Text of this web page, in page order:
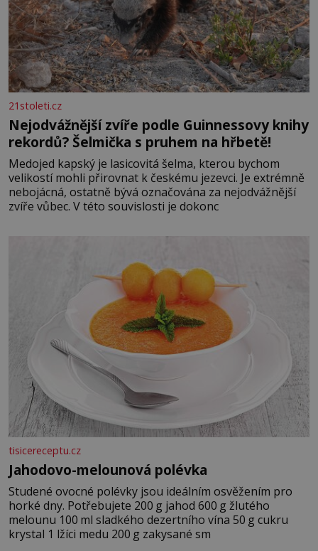
21stoleti.cz
Nejodvážnější zvíře podle Guinnessovy knihy
rekordů? Šelmička s pruhem na hřbetě!
Medojed kapský je lasicovitá šelma, kterou bychom
velikostí mohli přirovnat k českému jezevci. Je extrémně
nebojácná, ostatně bývá označována za nejodvážnější
zvíře vůbec. V této souvislosti je dokonc
tisicereceptu.cz
Jahodovo-melounová polévka
Studené ovocné polévky jsou ideálním osvěžením pro
horké dny. Potřebujete 200 g jahod 600 g žlutého
melounu 100 ml sladkého dezertního vína 50 g cukru
krystal 1 lžíci medu 200 g zakysané sm